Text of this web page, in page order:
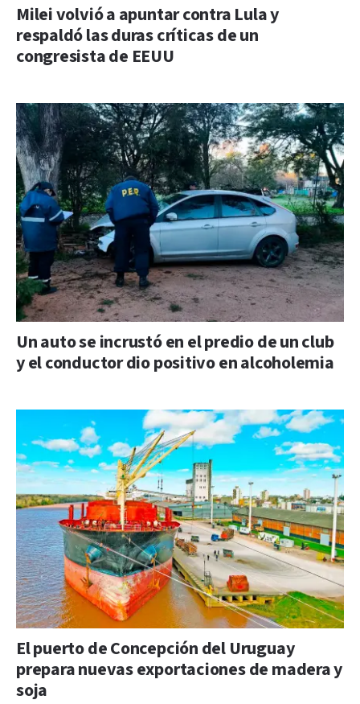
Milei volvió a apuntar contra Lula y
respaldó las duras críticas de un
congresista de EEUU
Un auto se incrustó en el predio de un club
y el conductor dio positivo en alcoholemia
El puerto de Concepción del Uruguay
prepara nuevas exportaciones de madera y
soja